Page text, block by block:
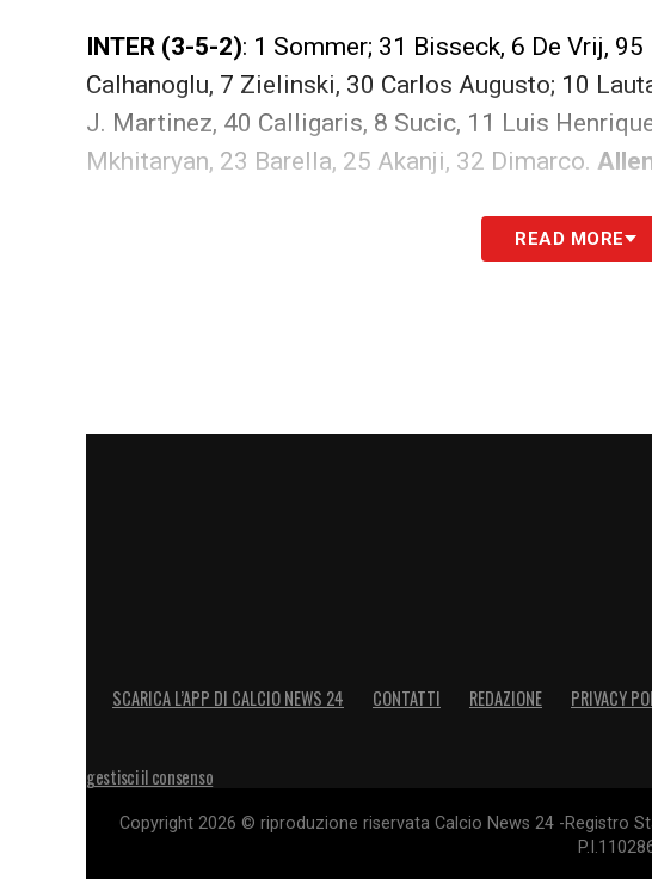
INTER (3-5-2): 1 Sommer; 31 Bisseck, 6 De Vrij,
Calhanoglu, 7 Zielinski, 30 Carlos Augusto; 10
J. Martinez, 40 Calligaris, 8 Sucic, 11 Luis
Mkhitaryan, 23 Barella, 25 Akanji, 32 Dimarco.
LA PLAYLIST DELLE NOSTRE TOP NEWSREAD MORE
SCARICA L’APP DI CALCIO NEWS 24 CONTATTI REDAZIONE PRIVACY
gestisci il consenso
Copyright 2026 © riproduzione riservata Calcio News 24 -Registro